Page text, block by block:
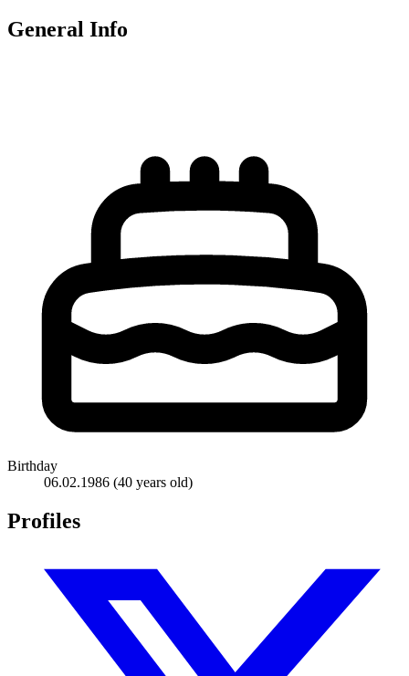
General Info
Birthday
06.02.1986 (40 years old)
Profiles